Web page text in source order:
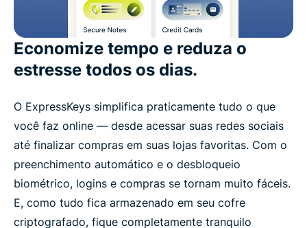
Economize tempo e reduza o
estresse todos os dias.
O ExpressKeys simplifica praticamente tudo o que
você faz online — desde acessar suas redes sociais
até finalizar compras em suas lojas favoritas. Com o
preenchimento automático e o desbloqueio
biométrico, logins e compras se tornam muito fáceis.
E, como tudo fica armazenado em seu cofre
criptografado, fique completamente tranquilo